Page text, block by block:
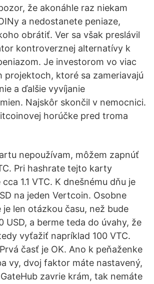
že akonáhle raz niekam
a nedostanete peniaze,
obrátiť. Ver sa však preslávil
kontroverznej alternatívy k
Je investorom vo viac
projektoch, ktoré sa zameriavajú
a ďalšie vyvíjanie
Najskôr skončil v nemocnici.
horúčke pred troma
nepoužívam, môžem zapnúť
Pri hashrate tejto karty
1.1 VTC. K dnešnému dňu je
na jeden Vertcoin. Osobne
len otázkou času, než bude
USD, a berme teda do úvahy, že
vyťažiť napríklad 100 VTC.
časť je OK. Ano k peňaženke
vy, dvoj faktor máte nastavený,
zavrie krám, tak nemáte